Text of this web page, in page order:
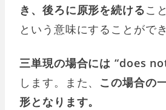
き、後ろに原形を続けるこ
という意味にすることができ
三単現の場合には “does
します。また、 この場合の
形となります。